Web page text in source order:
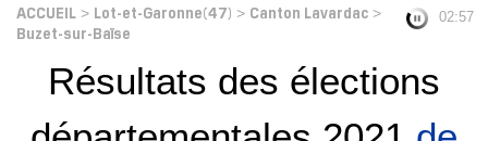
ACCUEIL > Lot-et-Garonne(47) > Canton Lavardac >
Buzet-sur-Baïse
02:56
Résultats des élections